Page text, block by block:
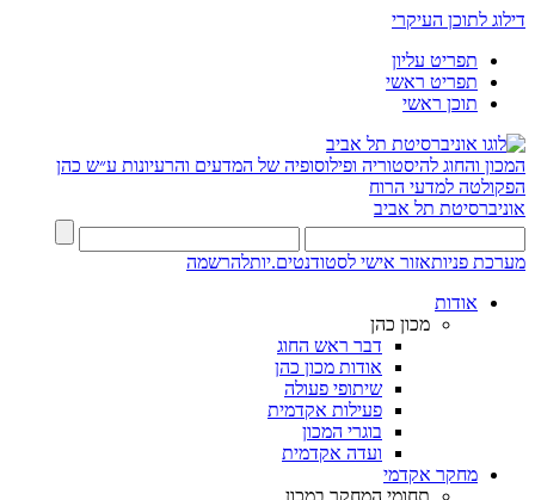
דילוג לתוכן העיקרי
תפריט עליון
תפריט ראשי
תוכן ראשי
המכון והחוג להיסטוריה ופילוסופיה של המדעים והרעיונות ע״ש כהן
הפקולטה למדעי הרוח
אוניברסיטת תל אביב
מערכת פניותאזור אישי לסטודנטים.יותלהרשמה
אודות
מכון כהן
דבר ראש החוג
אודות מכון כהן
שיתופי פעולה
פעילות אקדמית
בוגרי המכון
ועדה אקדמית
מחקר אקדמי
תחומי המחקר במכון